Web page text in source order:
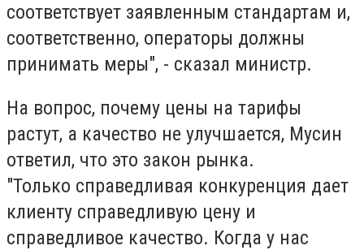
соответствует заявленным стандартам и,
соответственно, операторы должны
принимать меры", - сказал министр.
На вопрос, почему цены на тарифы
растут, а качество не улучшается, Мусин
ответил, что это закон рынка.
"Только справедливая конкуренция дает
клиенту справедливую цену и
справедливое качество. Когда у нас